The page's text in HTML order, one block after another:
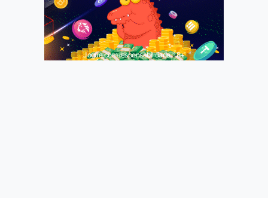
Jogue com responsabilidade. 18+